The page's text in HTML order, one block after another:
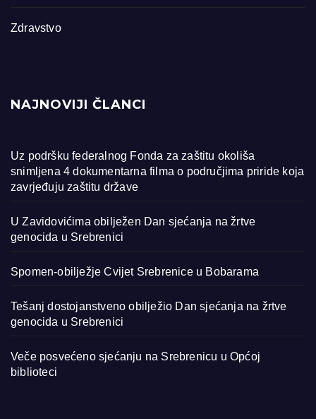
Zdravstvo
NAJNOVIJI ČLANCI
Uz podršku federalnog Fonda za zaštitu okoliša
snimljena 4 dokumentarna filma o područjima priride koja
zavrjeđuju zaštitu države
U Zavidovićima obilježen Dan sjećanja na žrtve
genocida u Srebrenici
Spomen-obilježje Cvijet Srebrenice u Bobarama
Tešanj dostojanstveno obilježio Dan sjećanja na žrtve
genocida u Srebrenici
Veče posvećeno sjećanju na Srebrenicu u Općoj
biblioteci